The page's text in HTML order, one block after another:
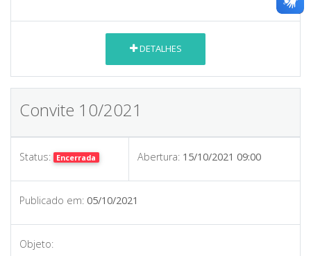
DETALHES
Convite 10/2021
Status: Encerrada Abertura: 15/10/2021 09:00
Publicado em: 05/10/2021
Objeto: